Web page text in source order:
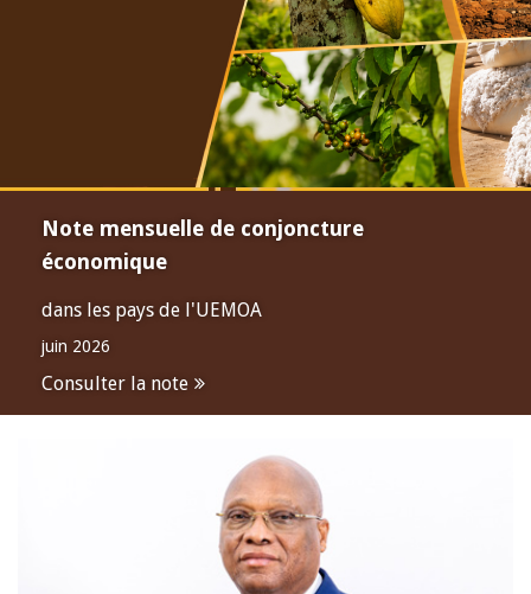
Note mensuelle de conjoncture
économique
dans les pays de l'UEMOA
juin 2026
Consulter la note